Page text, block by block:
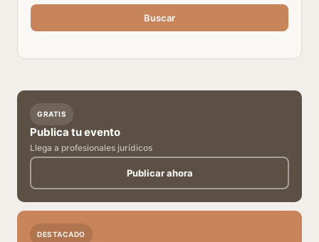
Buscar
GRATIS
Publica tu evento
Llega a profesionales jurídicos
Publicar ahora
DESTACADO